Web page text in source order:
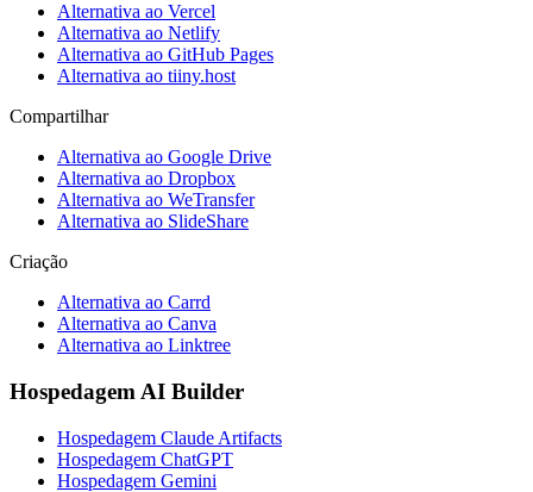
Alternativa ao Vercel
Alternativa ao Netlify
Alternativa ao GitHub Pages
Alternativa ao tiiny.host
Compartilhar
Alternativa ao Google Drive
Alternativa ao Dropbox
Alternativa ao WeTransfer
Alternativa ao SlideShare
Criação
Alternativa ao Carrd
Alternativa ao Canva
Alternativa ao Linktree
Hospedagem AI Builder
Hospedagem Claude Artifacts
Hospedagem ChatGPT
Hospedagem Gemini